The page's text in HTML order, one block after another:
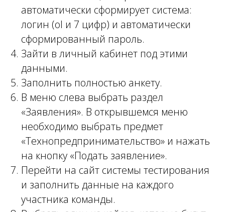
автоматически сформирует система:
логин (ol и 7 цифр) и автоматически
сформированный пароль.
Зайти в личный кабинет под этими
данными.
Заполнить полностью анкету.
В меню слева выбрать раздел
«Заявления». В открывшемся меню
необходимо выбрать предмет
«Технопредпринимательство» и нажать
на кнопку «Подать заявление».
Перейти на сайт системы тестирования
и заполнить данные на каждого
участника команды.